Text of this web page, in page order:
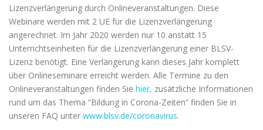
Lizenzverlängerung durch Onlineveranstaltungen. Diese
Webinare werden mit 2 UE für die Lizenzverlängerung
angerechnet. Im Jahr 2020 werden nur 10 anstatt 15
Unterrichtseinheiten für die Lizenzverlängerung einer BLSV-
Lizenz benötigt. Eine Verlängerung kann dieses Jahr komplett
über Onlineseminare erreicht werden. Alle Termine zu den
Onlineveranstaltungen finden Sie hier, zusätzliche Informationen
rund um das Thema “Bildung in Corona-Zeiten” finden Sie in
unseren FAQ unter www.blsv.de/coronavirus.